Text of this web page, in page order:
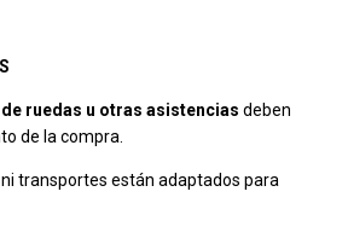
ruedas u otras asistencias deben
de la compra.
transportes están adaptados para